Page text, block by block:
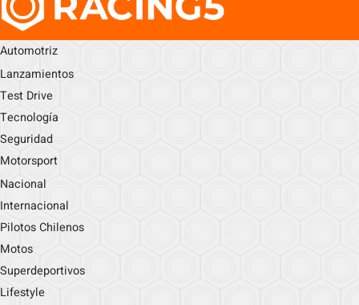
Automotriz
Lanzamientos
Test Drive
Tecnología
Seguridad
Motorsport
Nacional
Internacional
Pilotos Chilenos
Motos
Superdeportivos
Lifestyle